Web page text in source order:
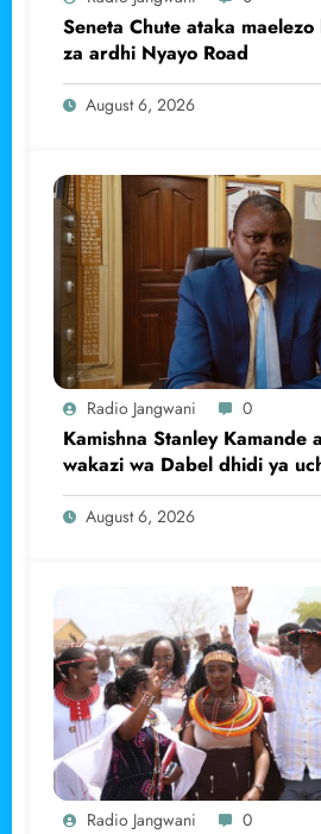
Seneta Chute ataka
za ardhi Nyayo Road
August 6, 2026
Radio Jangwani 0
Kamishna Stanley Kamande
wakazi wa Dabel dhidi ya
haramu wa dhahabu.
August 6, 2026
Radio Jangwani 0